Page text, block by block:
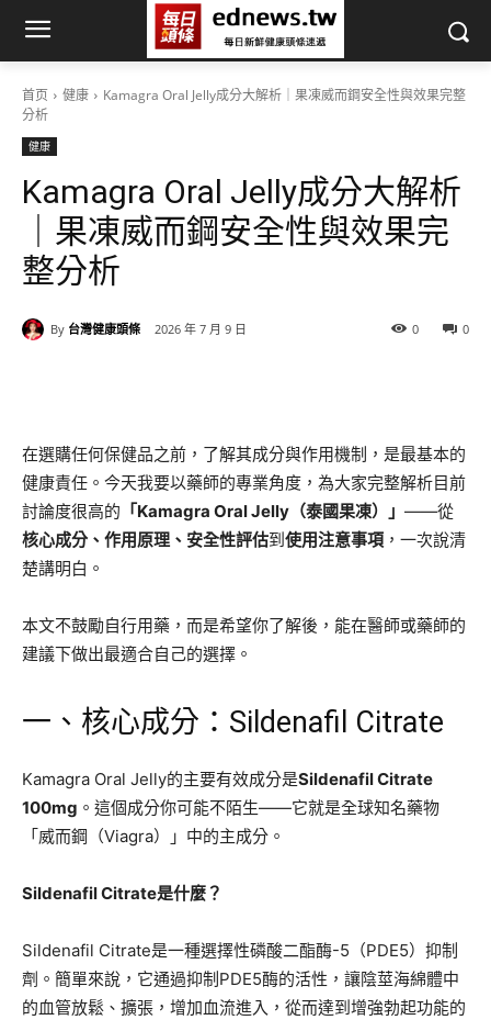
首页 健康
Kamagra Oral Jelly成分大解析｜果凍威而鋼安全性與效果完整
分析
健康
Kamagra Oral Jelly成分大解析
｜果凍威而鋼安全性與效果完
整分析
By 台灣健康頭條 2026 年 7 月 9 日 0
0
在選購任何保健品之前，了解其成分與作用機制，是最基本的
健康責任。今天我要以藥師的專業角度，為大家完整解析目前
討論度很高的 「Kamagra Oral Jelly（泰國果凍）」 ——從
核心成分、作用原理、安全性評估到使用注意事項 ，一次說清
楚講明白。
本文不鼓勵自行用藥，而是希望你了解後，能在醫師或藥師的
建議下做出最適合自己的選擇。
一、核心成分：Sildenafil Citrate
Kamagra Oral Jelly的主要有效成分是Sildenafil Citrate
100mg 。這個成分你可能不陌生——它就是全球知名藥物
「威而鋼（Viagra）」中的主成分。
Sildenafil Citrate是什麼？
Sildenafil Citrate是一種選擇性磷酸二酯酶-5（PDE5）抑制
劑。簡單來說，它通過抑制PDE5酶的活性，讓陰莖海綿體中
的血管放鬆、擴張，增加血流進入，從而達到增強勃起功能的